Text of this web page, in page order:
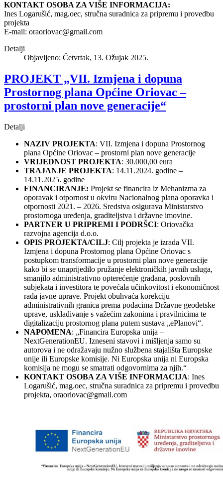
KONTAKT OSOBA ZA VIŠE INFORMACIJA:
Ines Logarušić, mag.oec, stručna suradnica za pripremu i provedbu
projekta
E-mail: oraoriovac@gmail.com
Detalji
Objavljeno: Četvrtak, 13. Ožujak 2025.
PROJEKT „VII. Izmjena i dopuna
Prostornog plana Općine Oriovac –
prostorni plan nove generacije“
Detalji
NAZIV PROJEKTA: VII. Izmjena i dopuna Prostornog
plana Općine Oriovac – prostorni plan nove generacije
VRIJEDNOST PROJEKTA: 30.000,00 eura
TRAJANJE PROJEKTA: 14.11.2024. godine –
14.11.2025. godine
FINANCIRANJE: Projekt se financira iz Mehanizma za
oporavak i otpornost u okviru Nacionalnog plana oporavka i
otpornosti 2021. – 2026. Sredstva osigurava Ministarstvo
prostornoga uređenja, graditeljstva i državne imovine.
PARTNER U PRIPREMI I PODRŠCI: Oriovačka
razvojna agencija d.o.o.
OPIS PROJEKTA/CILJ: Cilj projekta je izrada VII.
Izmjena i dopuna Prostornog plana Općine Oriovac s
postupkom transformacije u prostorni plan nove generacije
kako bi se unaprijedilo pružanje elektroničkih javnih usluga,
smanjilo administrativno opterećenje građana, poslovnih
subjekata i investitora te povećala učinkovitost i ekonomičnost
rada javne uprave. Projekt obuhvaća korekciju
administrativnih granica prema podacima Državne geodetske
uprave, usklađivanje s važećim zakonima i pravilnicima te
digitalizaciju prostornog plana putem sustava „ePlanovi“.
NAPOMENA: „Financira Europska unija –
NextGenerationEU. Izneseni stavovi i mišljenja samo su
autorova i ne odražavaju nužno službena stajališta Europske
unije ili Europske komisije. Ni Europska unija ni Europska
komisija ne mogu se smatrati odgovornima za njih.“
KONTAKT OSOBA ZA VIŠE INFORMACIJA: Ines
Logarušić, mag.oec, stručna suradnica za pripremu i provedbu
projekta, oraoriovac@gmail.com